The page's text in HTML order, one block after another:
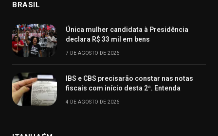
BRASIL
Única mulher candidata à Presidência
declara R$ 33 mil em bens
7 DE AGOSTO DE 2026
IBS e CBS precisarão constar nas notas
fiscais com início desta 2ª. Entenda
4 DE AGOSTO DE 2026